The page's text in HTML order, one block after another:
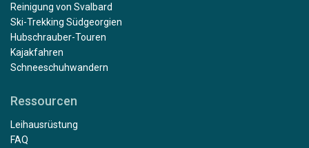
Reinigung von Svalbard
Ski-Trekking Südgeorgien
Hubschrauber-Touren
Kajakfahren
Schneeschuhwandern
Ressourcen
Leihausrüstung
FAQ